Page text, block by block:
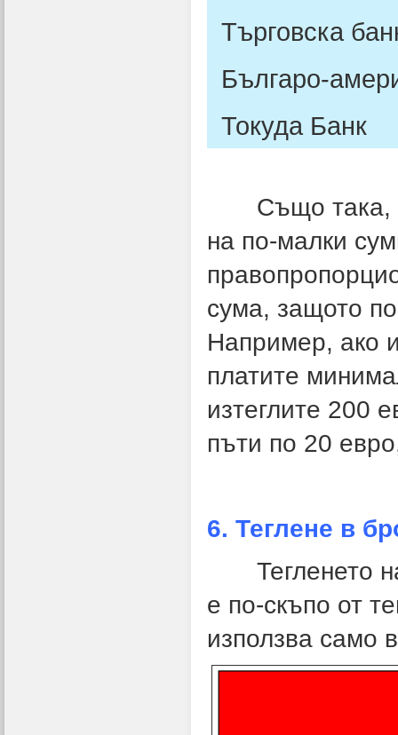
Търговска
Българо-
Токуда Банк
Също така,
на по-малки
сума, защото
Например, ако
платите
изтеглите 200
пъти по 20
6. Теглене в
Тегленето на
е по-скъпо от
използва само